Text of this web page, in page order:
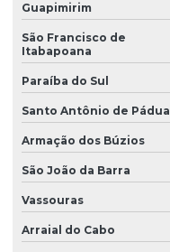
Guapimirim
São Francisco de
Itabapoana
Paraíba do Sul
Santo Antônio de Pádua
Armação dos Búzios
São João da Barra
Vassouras
Arraial do Cabo